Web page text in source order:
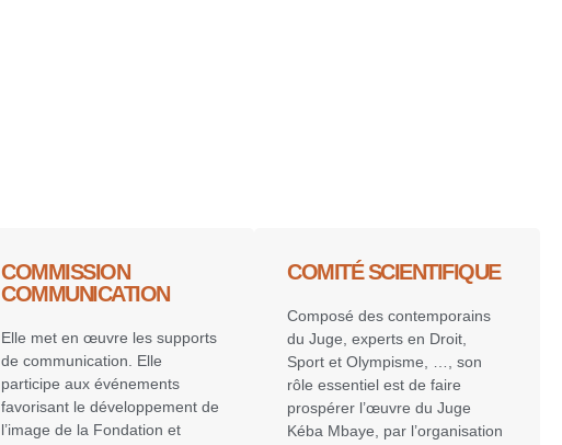
COMMISSION
COMMUNICATION
Elle met en œuvre les supports
de communication. Elle
participe aux événements
favorisant le développement de
l’image de la Fondation et
COMITÉ SCIENTIFIQUE
Composé des contemporains
du Juge, experts en Droit,
Sport et Olympisme, …, son
rôle essentiel est de faire
prospérer l’œuvre du Juge
Kéba Mbaye, par l’organisation